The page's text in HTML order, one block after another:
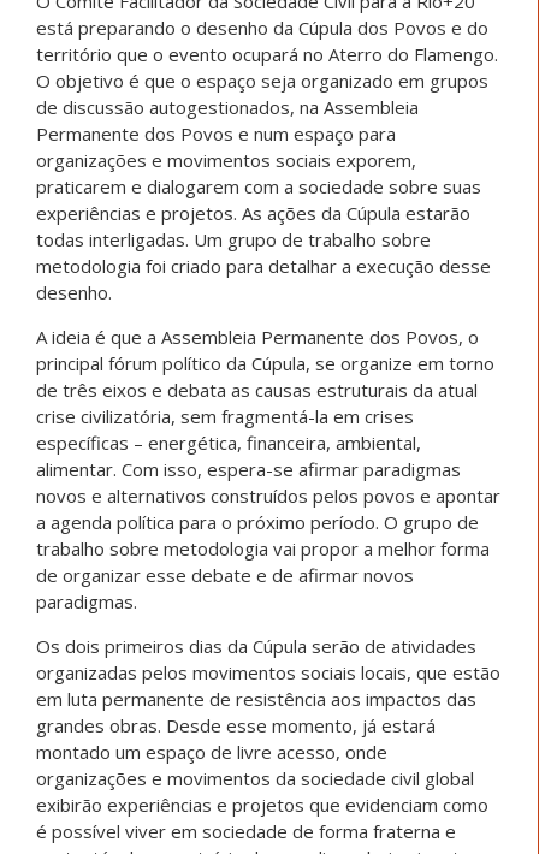
está preparando o desenho da Cúpula dos Povos e do
território que o evento ocupará no Aterro do Flamengo.
O objetivo é que o espaço seja organizado em grupos
de discussão autogestionados, na Assembleia
Permanente dos Povos e num espaço para
organizações e movimentos sociais exporem,
praticarem e dialogarem com a sociedade sobre suas
experiências e projetos. As ações da Cúpula estarão
todas interligadas. Um grupo de trabalho sobre
metodologia foi criado para detalhar a execução desse
desenho.
A ideia é que a Assembleia Permanente dos Povos, o
principal fórum político da Cúpula, se organize em torno
de três eixos e debata as causas estruturais da atual
crise civilizatória, sem fragmentá-la em crises
específicas – energética, financeira, ambiental,
alimentar. Com isso, espera-se afirmar paradigmas
novos e alternativos construídos pelos povos e apontar
a agenda política para o próximo período. O grupo de
trabalho sobre metodologia vai propor a melhor forma
de organizar esse debate e de afirmar novos
paradigmas.
Os dois primeiros dias da Cúpula serão de atividades
organizadas pelos movimentos sociais locais, que estão
em luta permanente de resistência aos impactos das
grandes obras. Desde esse momento, já estará
montado um espaço de livre acesso, onde
organizações e movimentos da sociedade civil global
exibirão experiências e projetos que evidenciam como
é possível viver em sociedade de forma fraterna e